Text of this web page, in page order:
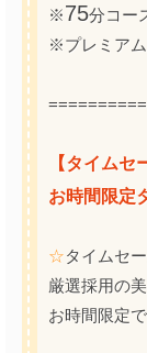
※75分コー
※プレミア
【タイムセ
お時間限定
☆タイムセ
厳選採用の
お時間限定